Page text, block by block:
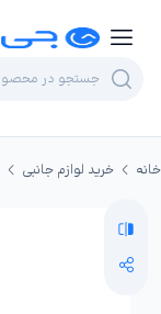
خانه خرید لوازم جانبی